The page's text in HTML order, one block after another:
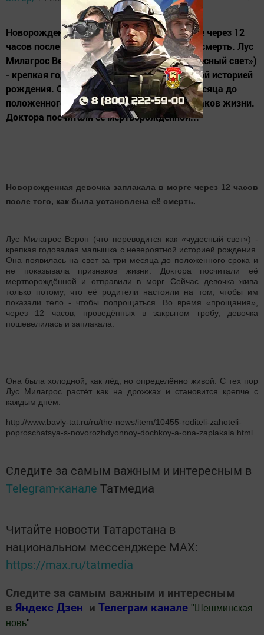
Новорожденная девочка заплакала в морге через 12
часов после того, как была установлена её смерть. Лус
Милагрос Верон (что переводится как «чудесный свет»)
- крепкая годовалая малышка с невероятной историей
рождения. Она появилась на свет за три месяца до
положенного срока и не показывала признаков жизни.
Доктора посчитали её мертворождённой...
Новорожденная девочка заплакала в морге через 12 часов
после того, как была установлена её смерть.
Лус Милагрос Верон (что переводится как «чудесный свет») -
крепкая годовалая малышка с невероятной историей рождения.
Она появилась на свет за три месяца до положенного срока и
не показывала признаков жизни. Доктора посчитали её
мертворождённой и отправили в морг. Сейчас девочка жива
только потому, что её родители настояли на том, чтобы им
показали тело - чтобы попрощаться. Во время «прощания»,
через 12 часов, проведённых в закрытом гробу, девочка
пошевелилась и заплакала.
Она была холодной, как лёд, но определённо живой. С тех пор
Лус Милагрос растёт как на дрожжах и становится крепче с
каждым днём.
http://www.bavly-tat.ru/ru/the-news/item/10455-roditeli-zahoteli-
poproschatsya-s-novorozhdyonnoy-dochkoy-a-ona-zaplakala.html
Следите за самым важным и интересным в
Telegram-канале Татмедиа
Читайте новости Татарстана в
национальном мессенджере MАХ:
https://max.ru/tatmedia
Следите за самым важным и интересным
в Яндекс Дзен и Телеграм канале " Шешминская
новь"